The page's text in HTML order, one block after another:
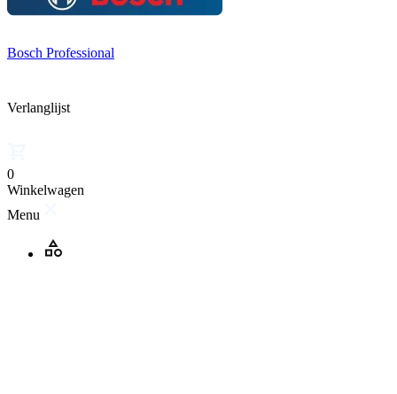
Bosch Professional
Verlanglijst
0
Winkelwagen
Menu